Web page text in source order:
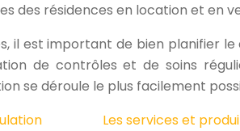
des résidences en location et en
il est important de bien planifier
de contrôles et de soins
se déroule le plus facilement
Les services et